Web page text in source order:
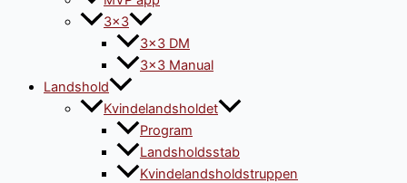
3×3
3×3 DM
3×3 Manual
Landshold
Kvindelandsholdet
Program
Landsholdsstab
Kvindelandsholdstruppen